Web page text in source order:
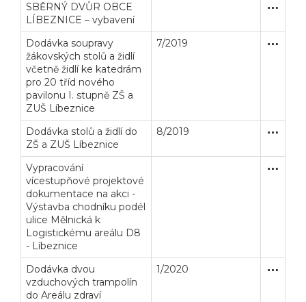
SBĚRNÝ DVŮR OBCE
LÍBEZNICE – vybavení
Dodávka soupravy
žákovských stolů a židlí
včetně židlí ke katedrám
pro 20 tříd nového
pavilonu I. stupně ZŠ a
ZUŠ Líbeznice
7/2019
Dodávka stolů a židlí do
ZŠ a ZUŠ Líbeznice
8/2019
Vypracování
vícestupňové projektové
dokumentace na akci -
Výstavba chodníku podél
ulice Mělnická k
Logistickému areálu D8
- Líbeznice
Služby
Dodávka dvou
vzduchových trampolín
do Areálu zdraví
1/2020